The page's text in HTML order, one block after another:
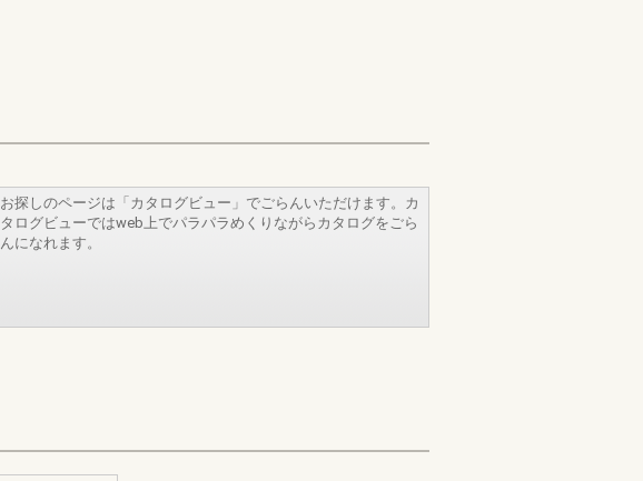
お探しのページは「カタログビュー」でごらんいただけます。カ
タログビューではweb上でパラパラめくりながらカタログをごら
んになれます。